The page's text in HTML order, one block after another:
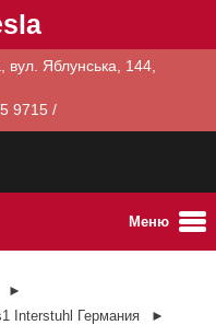
вул. Яблунська, 144,
9715 /
Меню
Interstuhl Германия